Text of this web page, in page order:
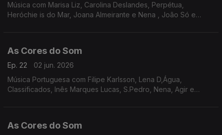
Música com Marisa Liz, Carolina Deslandes, Perpétua,
Heróchie is do Mar, Joana Almeirante e Nena , João Só e
As Cores do Som
Ep. 22
02 jun. 2026
Música Portuguesa com Filipe Karlsson, Lena D,Água,
Classificados, Inês Marques Lucas, S.Pedro, Nena, Agir e
As Cores do Som